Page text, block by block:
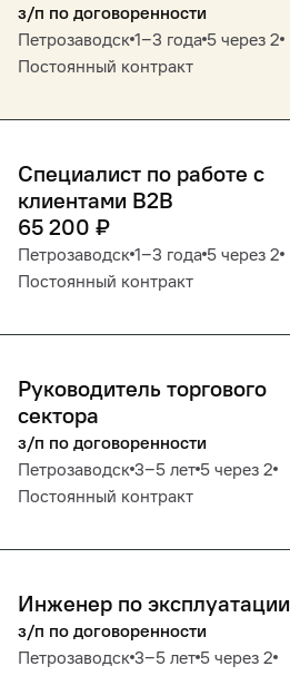
з/п по договоренности
Петрозаводск 1‒3 года 5 через 2
Постоянный контракт
Специалист по работе с
клиентами B2B
65 200 ₽
Петрозаводск 1‒3 года 5 через 2
Постоянный контракт
Руководитель торгового
сектора
з/п по договоренности
Петрозаводск 3‒5 лет 5 через 2
Постоянный контракт
Инженер по эксплуатации
з/п по договоренности
Петрозаводск 3‒5 лет 5 через 2